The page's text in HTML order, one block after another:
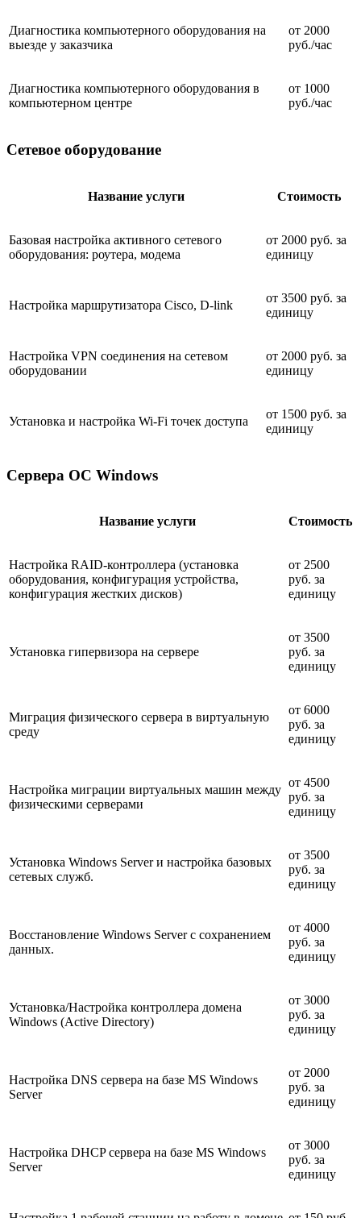
Диагностика компьютерного оборудования на
выезде у заказчика
от 2000
руб./час
Диагностика компьютерного оборудования в
компьютерном центре
от 1000
руб./час
Сетевое оборудование
Название услуги Стоимость
Базовая настройка активного сетевого
оборудования: роутера, модема
от 2000 руб. за
единицу
Настройка маршрутизатора Cisco, D-link
от 3500 руб. за
единицу
Настройка VPN соединения на сетевом
оборудовании
от 2000 руб. за
единицу
Установка и настройка Wi-Fi точек доступа
от 1500 руб. за
единицу
Сервера ОС Windows
Название услуги Стоимость
Настройка RAID-контроллера (установка
оборудования, конфигурация устройства,
конфигурация жестких дисков)
от 2500
руб. за
единицу
Установка гипервизора на сервере
от 3500
руб. за
единицу
Миграция физического сервера в виртуальную
среду
от 6000
руб. за
единицу
Настройка миграции виртуальных машин между
физическими серверами
от 4500
руб. за
единицу
Установка Windows Server и настройка базовых
сетевых служб.
от 3500
руб. за
единицу
Восстановление Windows Server c сохранением
данных.
от 4000
руб. за
единицу
Установка/Настройка контроллера домена
Windows (Active Directory)
от 3000
руб. за
единицу
Настройка DNS сервера на базе MS Windows
Server
от 2000
руб. за
единицу
Настройка DHCP сервера на базе MS Windows
Server
от 3000
руб. за
единицу